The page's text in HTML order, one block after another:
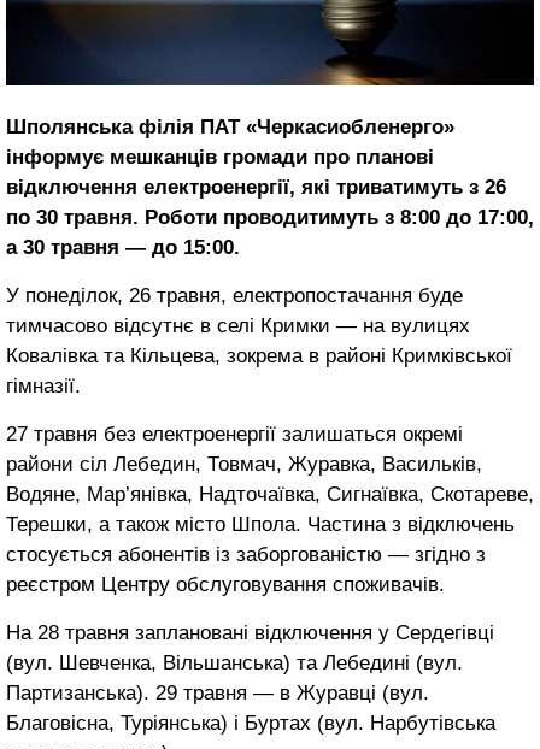
Шполянська філія ПАТ «Черкасиобленерго»
інформує мешканців громади про планові
відключення електроенергії, які триватимуть з 26
по 30 травня. Роботи проводитимуть з 8:00 до 17:00,
а 30 травня — до 15:00.
У понеділок, 26 травня, електропостачання буде
тимчасово відсутнє в селі Кримки — на вулицях
Ковалівка та Кільцева, зокрема в районі Кримківської
гімназії.
27 травня без електроенергії залишаться окремі
райони сіл Лебедин, Товмач, Журавка, Васильків,
Водяне, Мар’янівка, Надточаївка, Сигнаївка, Скотареве,
Терешки, а також місто Шпола. Частина з відключень
стосується абонентів із заборгованістю — згідно з
реєстром Центру обслуговування споживачів.
На 28 травня заплановані відключення у Сердегівці
(вул. Шевченка, Вільшанська) та Лебедині (вул.
Партизанська). 29 травня — в Журавці (вул.
Благовісна, Туріянська) і Буртах (вул. Нарбутівська